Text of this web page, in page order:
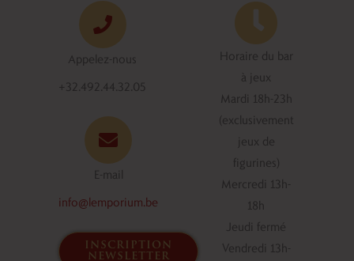
Appelez-nous
+32.492.44.32.05
E-mail
info@lemporium.be
inscription
newsletter
Horaire du bar
à jeux
Mardi 18h-23h
(exclusivement
jeux de
figurines)
Mercredi 13h-
18h
Jeudi fermé
Vendredi 13h-